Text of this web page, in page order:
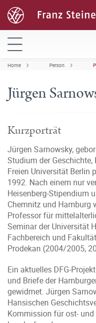
Home Person
Jürgen
Kurzporträt
Jürgen Sarnowsky,
Studium der
Freien Universität Berlin
1992. Nach einem nur
Heisenberg-Stipendium
Chemnitz und Hamburg
Professor für
Seminar der Universität
Fachbereich und
Prodekan (2004/2005,
Ein aktuelles DFG-
und Briefe der
gewidmet. Jürgen
Hansischen
Kommission für ost-